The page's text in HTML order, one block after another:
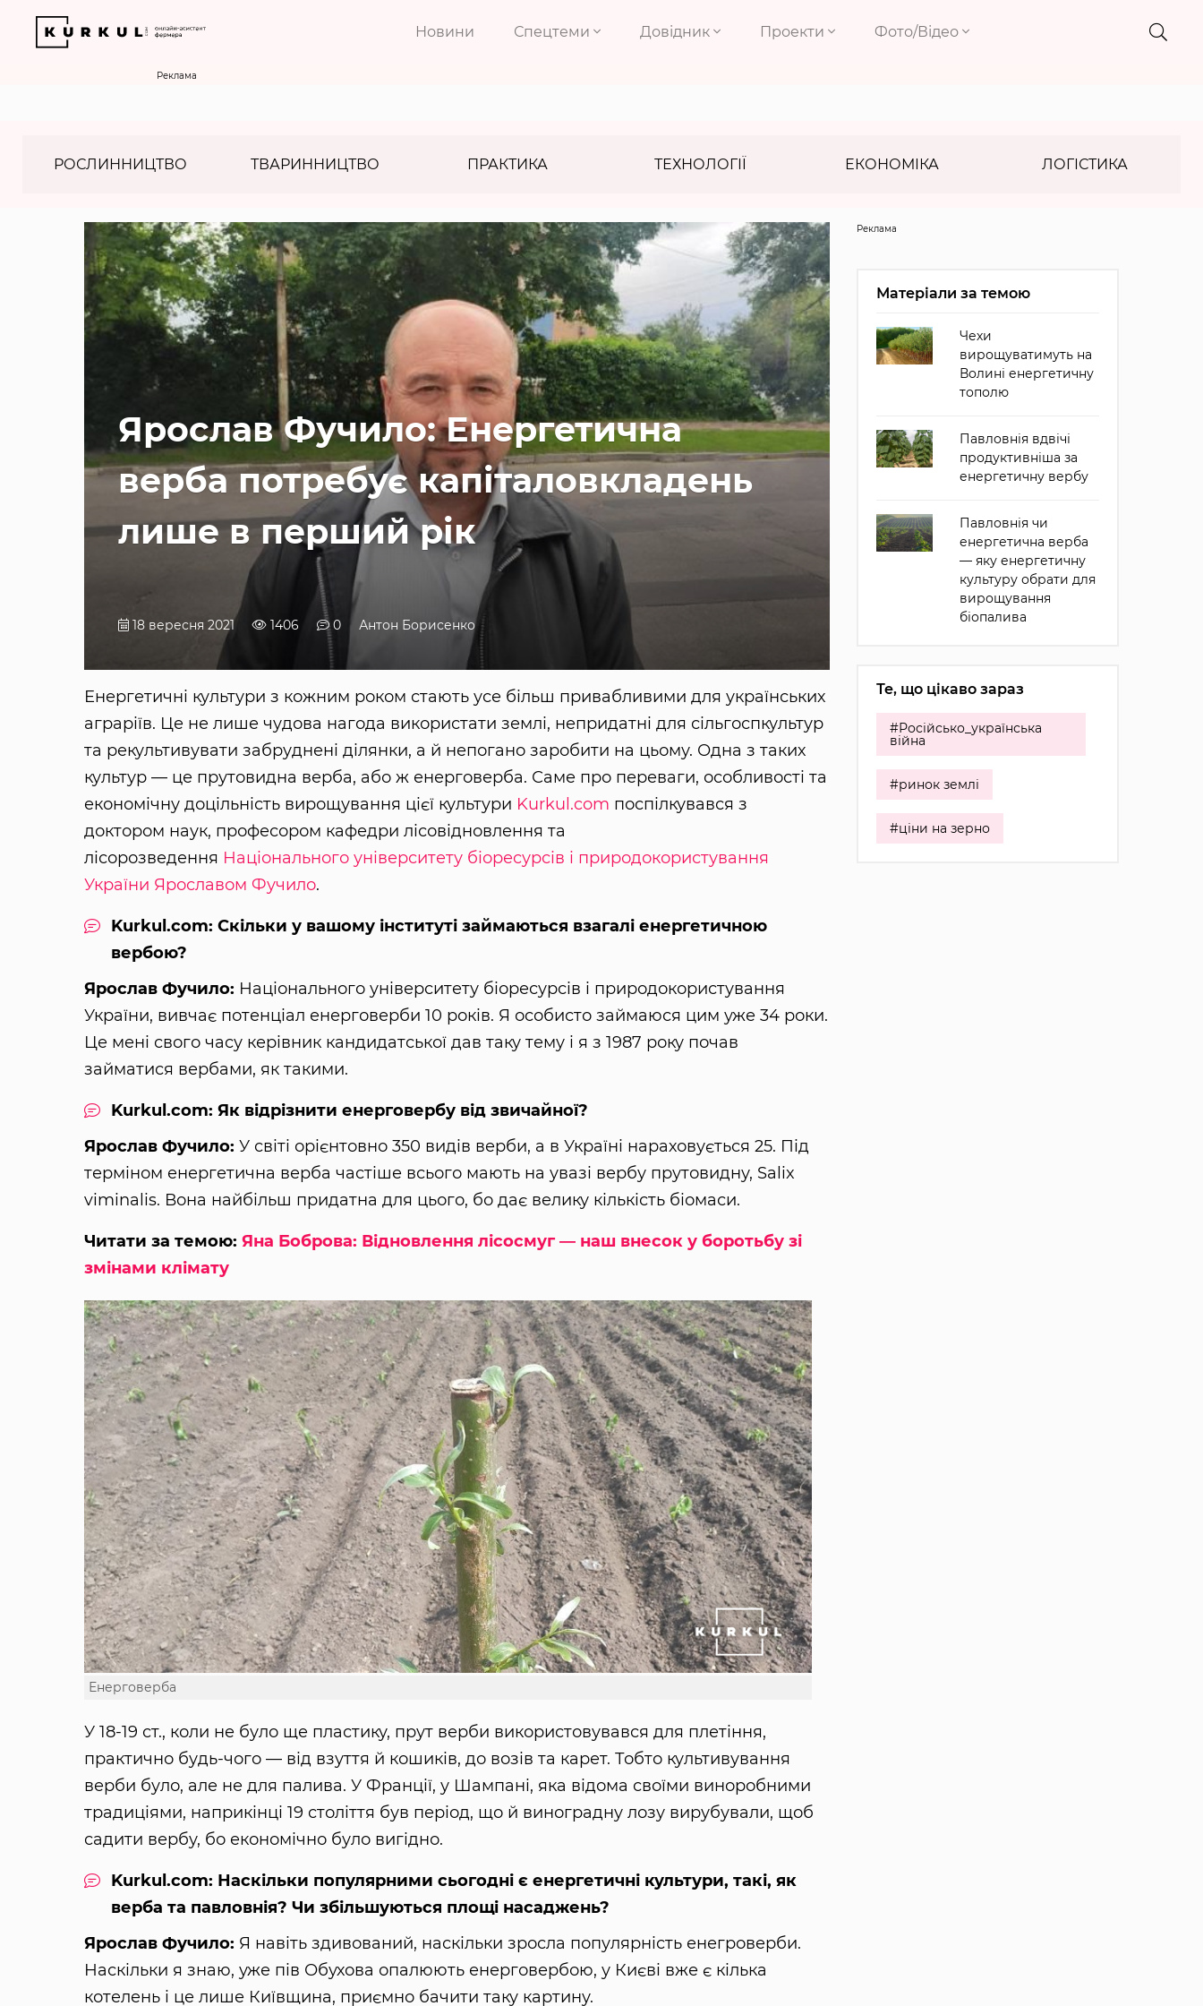
Новини Спецтеми Довідник Проекти Фото/Відео
Реклама
РОСЛИННИЦТВО ТВАРИННИЦТВО ПРАКТИКА ТЕХНОЛОГІЇ ЕКОНОМІКА ЛОГІСТИКА
Ярослав Фучило: Енергетична
верба потребує капіталовкладень
лише в перший рік
18 вересня 2021 1406 0 Антон Борисенко
Енергетичні культури з кожним роком стають усе більш привабливими для українських
аграріїв. Це не лише чудова нагода використати землі, непридатні для сільгоспкультур
та рекультивувати забруднені ділянки, а й непогано заробити на цьому. Одна з таких
культур — це прутовидна верба, або ж енерговерба. Саме про переваги, особливості та
економічну доцільність вирощування цієї культури Kurkul.com поспілкувався з
доктором наук, професором кафедри лісовідновлення та
лісорозведення Національного університету біоресурсів і природокористування
України Ярославом Фучило.
Kurkul.com: Скільки у вашому інституті займаються взагалі енергетичною
вербою?
Ярослав Фучило: Національного університету біоресурсів і природокористування
України, вивчає потенціал енерговерби 10 років. Я особисто займаюся цим уже 34 роки.
Це мені свого часу керівник кандидатської дав таку тему і я з 1987 року почав
займатися вербами, як такими.
Kurkul.com: Як відрізнити енерговербу від звичайної?
Ярослав Фучило: У світі орієнтовно 350 видів верби, а в Україні нараховується 25. Під
терміном енергетична верба частіше всього мають на увазі вербу прутовидну, Salix
viminalis. Вона найбільш придатна для цього, бо дає велику кількість біомаси.
Читати за темою: Яна Боброва: Відновлення лісосмуг ― наш внесок у боротьбу зі
змінами клімату
Енерговерба
У 18-19 ст., коли не було ще пластику, прут верби використовувався для плетіння,
практично будь-чого — від взуття й кошиків, до возів та карет. Тобто культивування
верби було, але не для палива. У Франції, у Шампані, яка відома своїми виноробними
традиціями, наприкінці 19 століття був період, що й виноградну лозу вирубували, щоб
садити вербу, бо економічно було вигідно.
Kurkul.com: Наскільки популярними сьогодні є енергетичні культури, такі, як
верба та павловнія? Чи збільшуються площі насаджень?
Ярослав Фучило: Я навіть здивований, наскільки зросла популярність енегроверби.
Наскільки я знаю, уже пів Обухова опалюють енерговербою, у Києві вже є кілька
котелень і це лише Київщина, приємно бачити таку картину.
Реклама
Матеріали за темою
Чехи
вирощуватимуть на
Волині енергетичну
тополю
Павловнія вдвічі
продуктивніша за
енергетичну вербу
Павловнія чи
енергетична верба
— яку енергетичну
культуру обрати для
вирощування
біопалива
Те, що цікаво зараз
#Російсько_українська
війна
#ринок землі
#ціни на зерно